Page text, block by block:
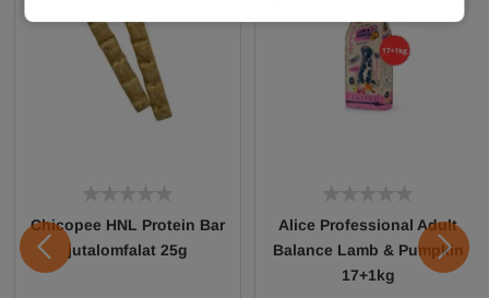
Chicopee HNL Protein Bar
jutalomfalat 25g
Alice Professional Adult
Balance Lamb & Pumpkin
17+1kg